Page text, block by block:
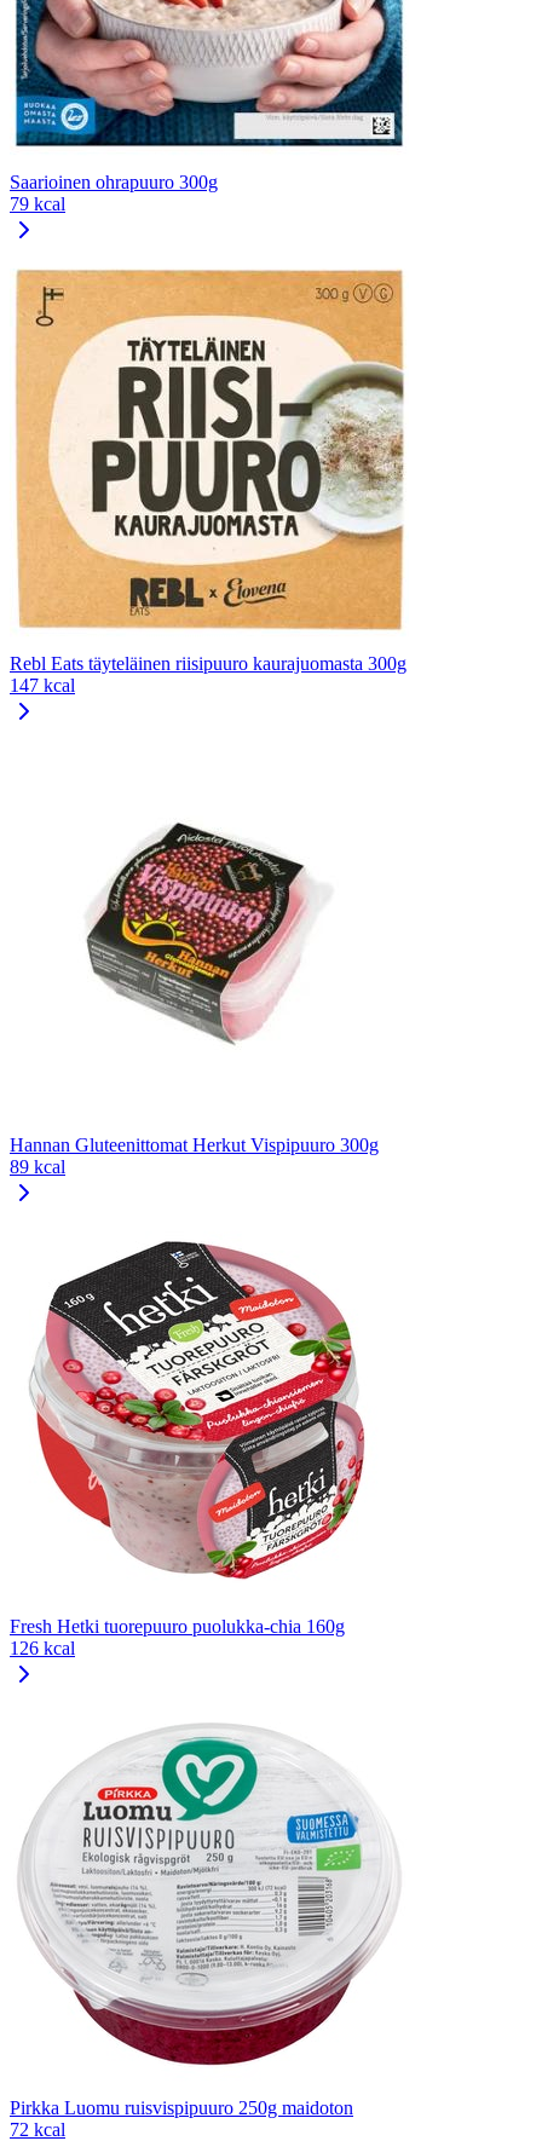
Saarioinen ohrapuuro 300g
79 kcal
Rebl Eats täyteläinen riisipuuro kaurajuomasta 300g
147 kcal
Hannan Gluteenittomat Herkut Vispipuuro 300g
89 kcal
Fresh Hetki tuorepuuro puolukka-chia 160g
126 kcal
Pirkka Luomu ruisvispipuuro 250g maidoton
72 kcal